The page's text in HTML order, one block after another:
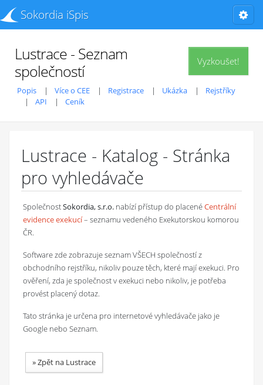
Sokordia iSpis
Vyzkoušet!
Lustrace - Seznam
společností
Popis Více o CEE Registrace Ukázka
Rejstříky
API
Ceník
Lustrace - Katalog - Stránka
pro vyhledávače
SpolečnostSokordia, s.r.o. nabízí přístup do placenéCentrální
evidence exekucí– seznamu vedeného Exekutorskou komorou
ČR.
Software zde zobrazuje seznam VŠECH společností z
obchodního rejstříku, nikoliv pouze těch, které mají exekuci. Pro
ověření, zda je společnost v exekuci nebo nikoliv, je potřeba
provést placený dotaz.
Tato stránka je určena pro internetové vyhledávače jako je
Google nebo Seznam.
»Zpět na Lustrace